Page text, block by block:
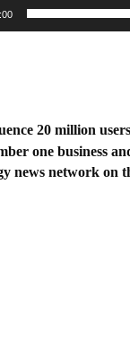
20 million
one business
news network on